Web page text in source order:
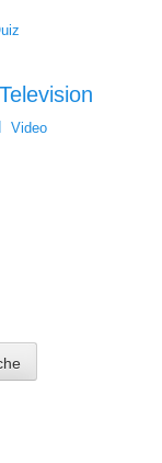
Television
Video